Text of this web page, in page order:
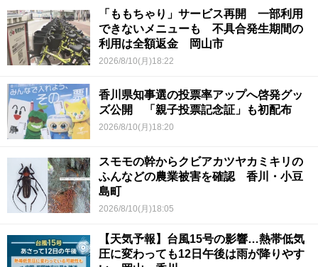
「ももちゃり」サービス再開 一部利用
できないメニューも 不具合発生期間の
利用は全額返金 岡山市
2026/8/10(月)18:22
香川県知事選の投票率アップへ啓発グッ
ズ公開 「親子投票記念証」も初配布
2026/8/10(月)18:20
スモモの幹からクビアカツヤカミキリの
ふんなどの農業被害を確認 香川・小豆
島町
2026/8/10(月)18:05
【天気予報】台風15号の影響…熱帯低気
圧に変わっても12日午後は雨が降りやす